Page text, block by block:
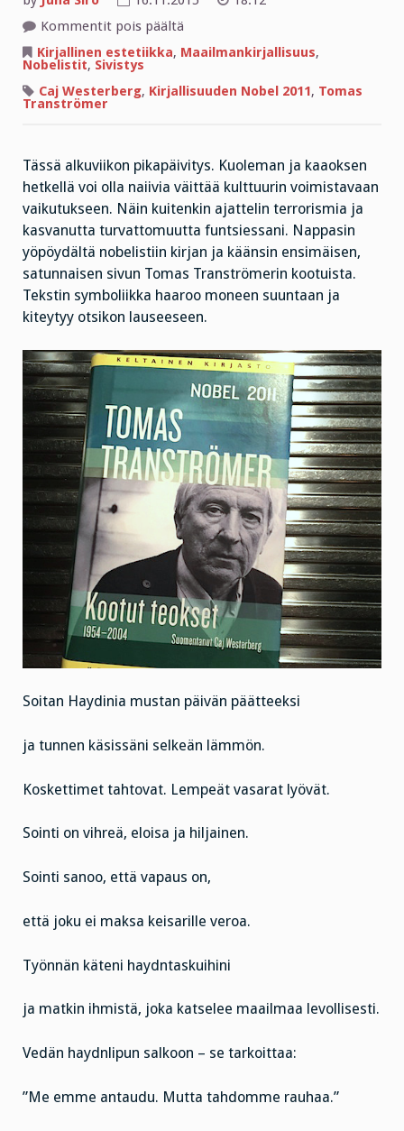
Kommentit pois päältä
emme
tahdomme
rauhaa.”
Kirjallinen estetiikka, Maailmankirjallisuus,
Nobelistit, Sivistys
Caj Westerberg, Kirjallisuuden Nobel 2011, Tomas
Tranströmer
Tässä alkuviikon pikapäivitys. Kuoleman ja kaaoksen
hetkellä voi olla naiivia väittää kulttuurin voimistavaan
vaikutukseen. Näin kuitenkin ajattelin terrorismia ja
kasvanutta turvattomuutta funtsiessani. Nappasin
yöpöydältä nobelistiin kirjan ja käänsin ensimäisen,
satunnaisen sivun Tomas Tranströmerin kootuista.
Tekstin symboliikka haaroo moneen suuntaan ja
kiteytyy otsikon lauseeseen.
Soitan Haydinia mustan päivän päätteeksi
ja tunnen käsissäni selkeän lämmön.
Koskettimet tahtovat. Lempeät vasarat lyövät.
Sointi on vihreä, eloisa ja hiljainen.
Sointi sanoo, että vapaus on,
että joku ei maksa keisarille veroa.
Työnnän käteni haydntaskuihini
ja matkin ihmistä, joka katselee maailmaa levollisesti.
Vedän haydnlipun salkoon – se tarkoittaa:
”Me emme antaudu. Mutta tahdomme rauhaa.”